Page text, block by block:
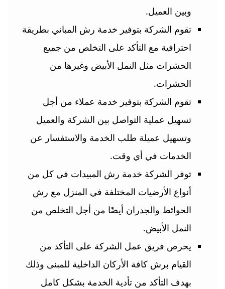
وبين العميل.
تقوم الشركة بتوفير خدمة رش المباني بطريقة
احترافية مع التأكد على التخلص من جميع
الحشرات مثل النمل الأبيض وغيرها من
الحشرات.
تقوم الشركة بتوفير خدمة عملاء من أجل
تسهيل عملية التواصل بين الشركة والعميل
وتسهيل عميلة طلب الخدمة والاستفسار عن
الخدمات في أي وقت.
توفر الشركة خدمة رش المبيدات في كل من
أنواع الأرضيات المختلفة في المنزل مع رش
الحوائط والجدران أيضًا من أجل التخلص من
النمل الأبيض.
يحرص فريق عمل الشركة على التأكد من
القيام برش كافة الأركان الداخلية للمبنى وذلك
بهدف التأكد من تأدية الخدمة بشكل كامل